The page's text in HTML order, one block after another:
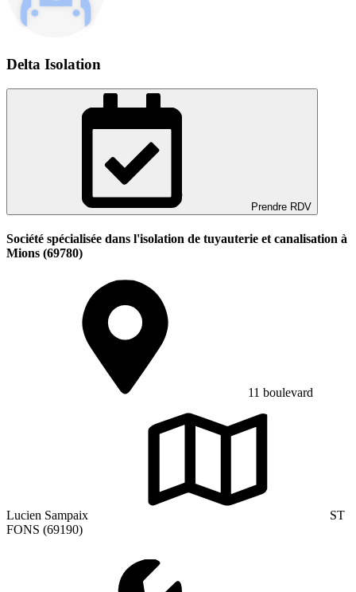
Delta Isolation
Prendre RDV
Société spécialisée dans l'isolation de tuyauterie et canalisation à
Mions (69780)
11 boulevard
Lucien Sampaix
ST
FONS (69190)